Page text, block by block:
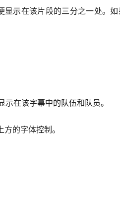
示在该片段的三分之一处。
在该字幕中的队伍和队员。
的字体控制。